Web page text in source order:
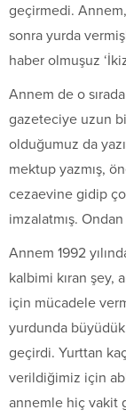
geçirmedi. Annem,
sonra yurda
haber olmuşuz
Annem de o
gazeteciye uzun
olduğumuz da
mektup yazmış,
cezaevine gidip
imzalatmış.
Annem 1992
kalbimi kıran şey,
için mücadele
yurdunda
geçirdi. Yurttan
verildiğimiz için
annemle hiç vakit